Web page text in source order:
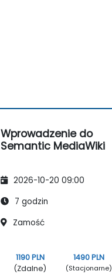
Wprowadzenie do
Semantic MediaWiki
2026-10-20 09:00
7 godzin
Zamość
1190 PLN
(Zdalne)
1490 PLN
(Stacjonarne)